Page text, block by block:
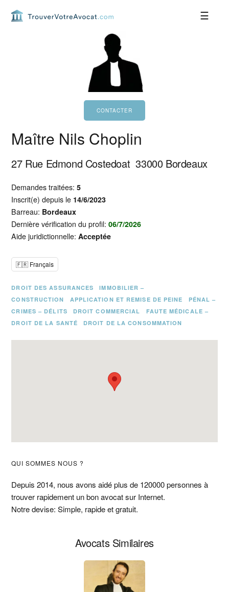
Maître Nils Choplin
27 Rue Edmond Costedoat 33000 Bordeaux
Demandes traitées:5
Inscrit(e) depuis le 14/6/2023
Barreau: Bordeaux
Dernière vérification du profil:06/7/2026
Aide juridictionnelle:Acceptée
🇫🇷 Français
DROIT DES ASSURANCES
IMMOBILIER –
CONSTRUCTION
APPLICATION ET REMISE DE PEINE
PÉNAL –
CRIMES – DÉLITS
DROIT COMMERCIAL
FAUTE MÉDICALE –
DROIT DE LA SANTÉ
DROIT DE LA CONSOMMATION
Barre
latérale
principale
QUI SOMMES NOUS ?
Depuis 2014, nous avons aidé plus de 120000 personnes à
trouver rapidement un bon avocat sur Internet.
Notre devise: Simple, rapide et gratuit.
Avocats Similaires